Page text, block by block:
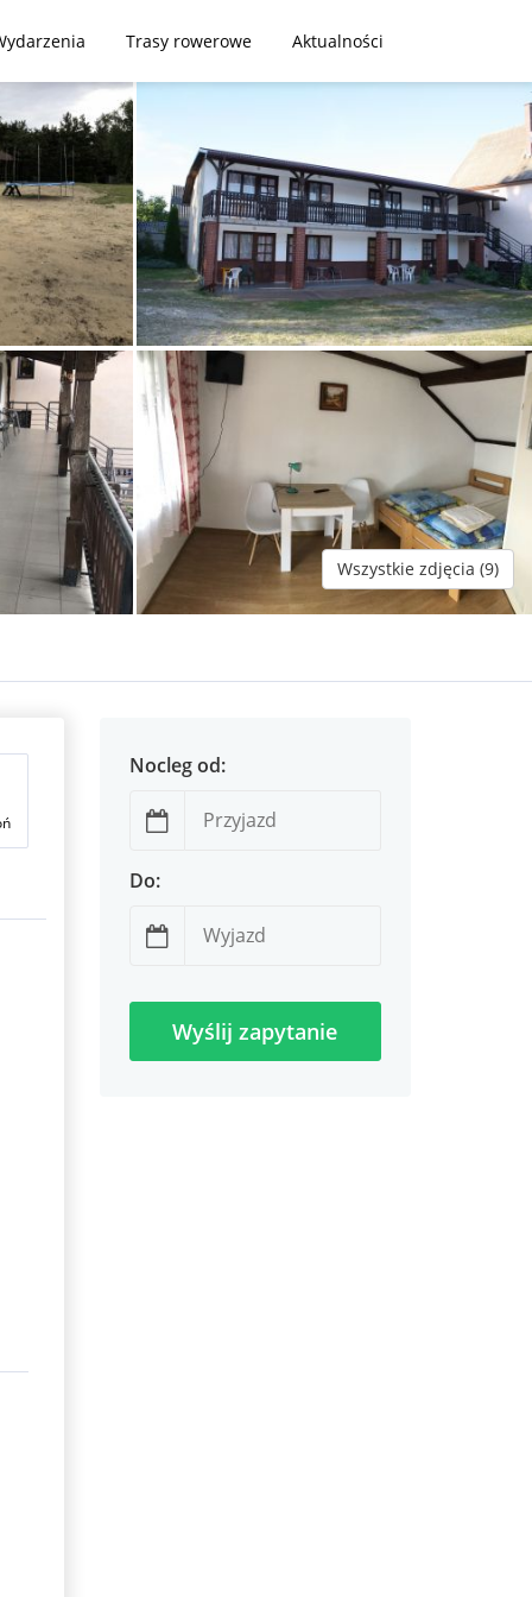
Trasy rowerowe Aktualności
Wszystkie zdjęcia (9)
Nocleg od:
Do:
Wyślij zapytanie